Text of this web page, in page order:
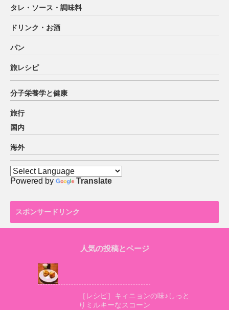
タレ・ソース・調味料
ドリンク・お酒
パン
旅レシピ
分子栄養学と健康
旅行
国内
海外
Powered by Translate
スポンサードリンク
人気の投稿とページ
［レシピ］キィニョンの味♪しっと
りミルキーなスコーン